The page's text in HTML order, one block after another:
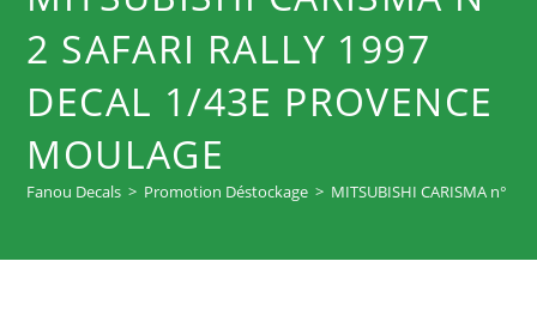
2 SAFARI RALLY 1997
DECAL 1/43E PROVENCE
MOULAGE
Fanou Decals > Promotion Déstockage > MITSUBISHI CARISMA n° 2